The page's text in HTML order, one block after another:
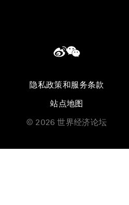
隐私政策和服务条款
站点地图
© 2026 世界经济论坛